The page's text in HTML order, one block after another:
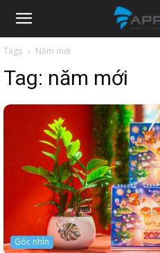
Appota
News
Tags Năm mới
Tag: năm mới
Góc nhìn